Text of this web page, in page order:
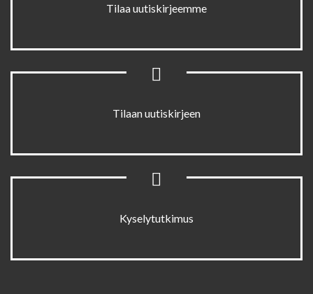
Tilaa uutiskirjeemme
Tilaan uutiskirjeen
Kyselytutkimus